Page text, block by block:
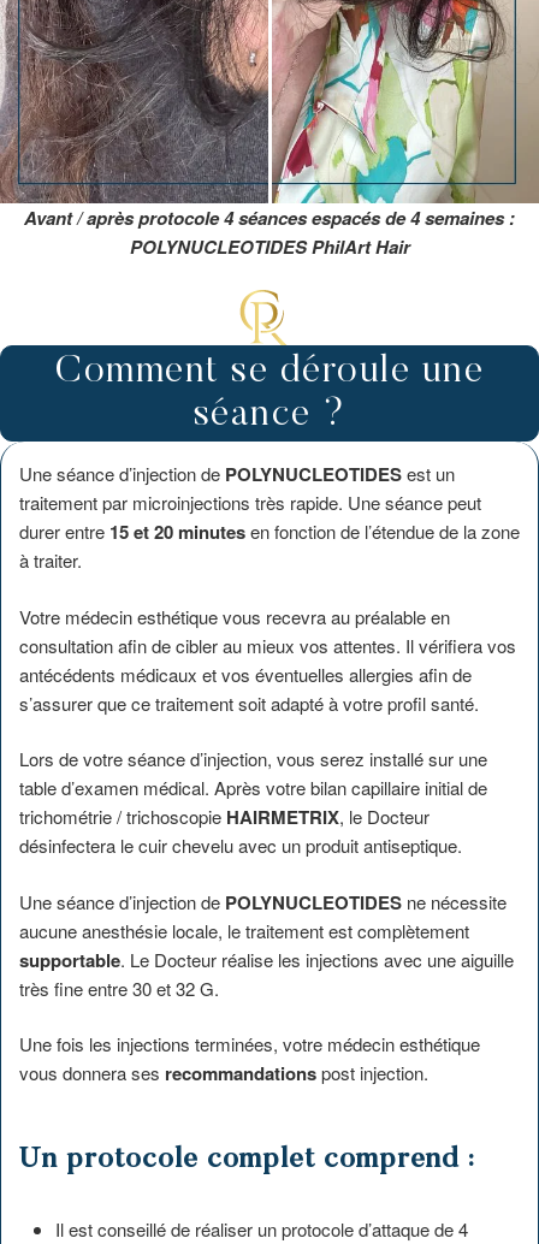
Avant / après protocole 4 séances espacés de 4 semaines :
POLYNUCLEOTIDES PhilArt Hair
Comment se déroule une
séance ?
Une séance d’injection de POLYNUCLEOTIDESest un
traitement par microinjections très rapide. Une séance peut
durer entre 15 et 20 minutesen fonction de l’étendue de la zone
à traiter.
Votre médecin esthétique vous recevra au préalable en
consultation afin de cibler au mieux vos attentes. Il vérifiera vos
antécédents médicaux et vos éventuelles allergies afin de
s’assurer que ce traitement soit adapté à votre profil santé.
Lors de votre séance d’injection, vous serez installé sur une
table d’examen médical. Après votre bilan capillaire initial de
trichométrie / trichoscopie HAIRMETRIX, le Docteur
désinfectera le cuir chevelu avec un produit antiseptique.
Une séance d’injection de POLYNUCLEOTIDES ne nécessite
aucune anesthésie locale, le traitement est complètement
supportable. Le Docteur réalise les injections avec une aiguille
très fine entre 30 et 32 G.
Une fois les injections terminées, votre médecin esthétique
vous donnera ses recommandationspost injection.
Un protocole complet comprend :
Il est conseillé de réaliser un protocole d’attaque de 4